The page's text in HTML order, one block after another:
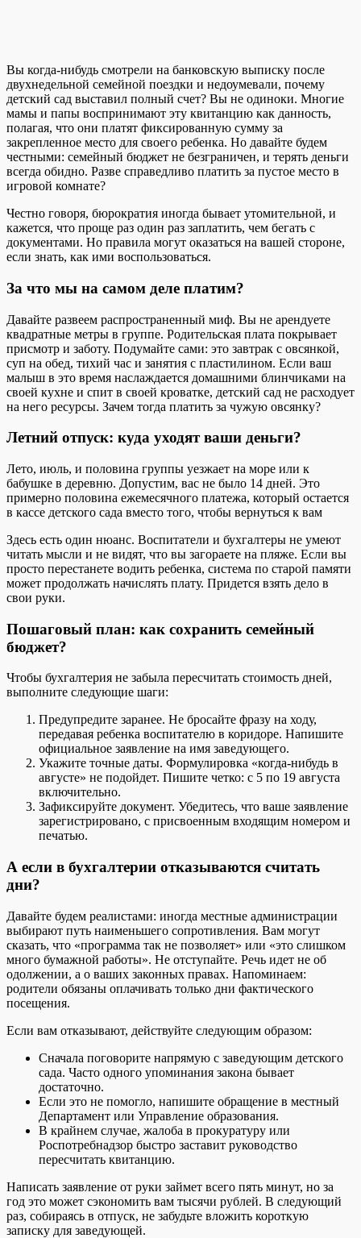
Вы когда-нибудь смотрели на банковскую выписку после
двухнедельной семейной поездки и недоумевали, почему
детский сад выставил полный счет? Вы не одиноки. Многие
мамы и папы воспринимают эту квитанцию как данность,
полагая, что они платят фиксированную сумму за
закрепленное место для своего ребенка. Но давайте будем
честными: семейный бюджет не безграничен, и терять деньги
всегда обидно. Разве справедливо платить за пустое место в
игровой комнате?
Честно говоря, бюрократия иногда бывает утомительной, и
кажется, что проще раз один раз заплатить, чем бегать с
документами. Но правила могут оказаться на вашей стороне,
если знать, как ими воспользоваться.
За что мы на самом деле платим?
Давайте развеем распространенный миф. Вы не арендуете
квадратные метры в группе. Родительская плата покрывает
присмотр и заботу. Подумайте сами: это завтрак с овсянкой,
суп на обед, тихий час и занятия с пластилином. Если ваш
малыш в это время наслаждается домашними блинчиками на
своей кухне и спит в своей кроватке, детский сад не расходует
на него ресурсы. Зачем тогда платить за чужую овсянку?
Летний отпуск: куда уходят ваши деньги?
Лето, июль, и половина группы уезжает на море или к
бабушке в деревню. Допустим, вас не было 14 дней. Это
примерно половина ежемесячного платежа, который остается
в кассе детского сада вместо того, чтобы вернуться к вам
Здесь есть один нюанс. Воспитатели и бухгалтеры не умеют
читать мысли и не видят, что вы загораете на пляже. Если вы
просто перестанете водить ребенка, система по старой памяти
может продолжать начислять плату. Придется взять дело в
свои руки.
Пошаговый план: как сохранить семейный
бюджет?
Чтобы бухгалтерия не забыла пересчитать стоимость дней,
выполните следующие шаги:
Предупредите заранее. Не бросайте фразу на ходу,
передавая ребенка воспитателю в коридоре. Напишите
официальное заявление на имя заведующего.
Укажите точные даты. Формулировка «когда-нибудь в
августе» не подойдет. Пишите четко: с 5 по 19 августа
включительно.
Зафиксируйте документ. Убедитесь, что ваше заявление
зарегистрировано, с присвоенным входящим номером и
печатью.
А если в бухгалтерии отказываются считать
дни?
Давайте будем реалистами: иногда местные администрации
выбирают путь наименьшего сопротивления. Вам могут
сказать, что «программа так не позволяет» или «это слишком
много бумажной работы». Не отступайте. Речь идет не об
одолжении, а о ваших законных правах. Напоминаем:
родители обязаны оплачивать только дни фактического
посещения.
Если вам отказывают, действуйте следующим образом:
Сначала поговорите напрямую с заведующим детского
сада. Часто одного упоминания закона бывает
достаточно.
Если это не помогло, напишите обращение в местный
Департамент или Управление образования.
В крайнем случае, жалоба в прокуратуру или
Роспотребнадзор быстро заставит руководство
пересчитать квитанцию.
Написать заявление от руки займет всего пять минут, но за
год это может сэкономить вам тысячи рублей. В следующий
раз, собираясь в отпуск, не забудьте вложить короткую
записку для заведующей.